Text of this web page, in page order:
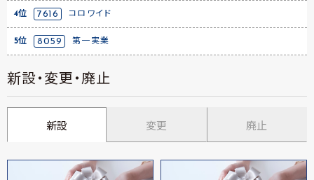
4位 7616 コロワイド
5位 8059 第一実業
新設・変更・廃止
新設 変更 廃止